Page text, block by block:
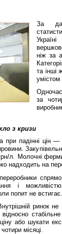
За
ніж за
та інші
за
з кризи
при падінні цін
л. Молочні
надходить на
і
попит не встигає.
ринок
або шукати
місяці.